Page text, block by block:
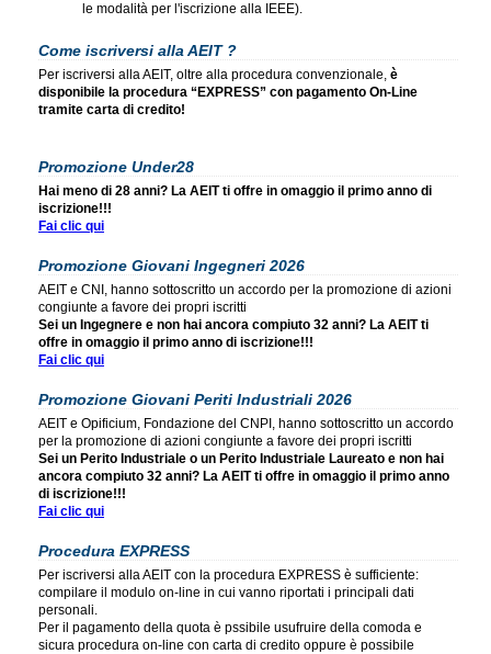
le modalità per l'iscrizione alla IEEE).
Come iscriversi alla AEIT ?
Per iscriversi alla AEIT, oltre alla procedura convenzionale, è
disponibile la procedura “EXPRESS” con pagamento On-Line
tramite carta di credito!
Promozione Under28
Hai meno di 28 anni? La AEIT ti offre in omaggio il primo anno di
iscrizione!!!
Fai clic qui
Promozione Giovani Ingegneri 2026
AEIT e CNI, hanno sottoscritto un accordo per la promozione di azioni
congiunte a favore dei propri iscritti
Sei un Ingegnere e non hai ancora compiuto 32 anni? La AEIT ti
offre in omaggio il primo anno di iscrizione!!!
Fai clic qui
Promozione Giovani Periti Industriali 2026
AEIT e Opificium, Fondazione del CNPI, hanno sottoscritto un accordo
per la promozione di azioni congiunte a favore dei propri iscritti
Sei un Perito Industriale o un Perito Industriale Laureato e non hai
ancora compiuto 32 anni? La AEIT ti offre in omaggio il primo anno
di iscrizione!!!
Fai clic qui
Procedura EXPRESS
Per iscriversi alla AEIT con la procedura EXPRESS è sufficiente:
compilare il modulo on-line in cui vanno riportati i principali dati
personali.
Per il pagamento della quota è pssibile usufruire della comoda e
sicura procedura on-line con carta di credito oppure è possibile